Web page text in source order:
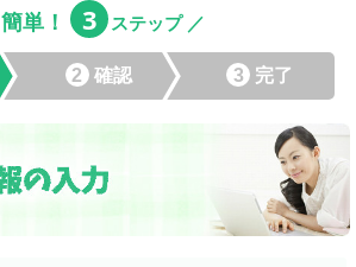
簡単！ 3 ステップ ／
2 確認 3 完了